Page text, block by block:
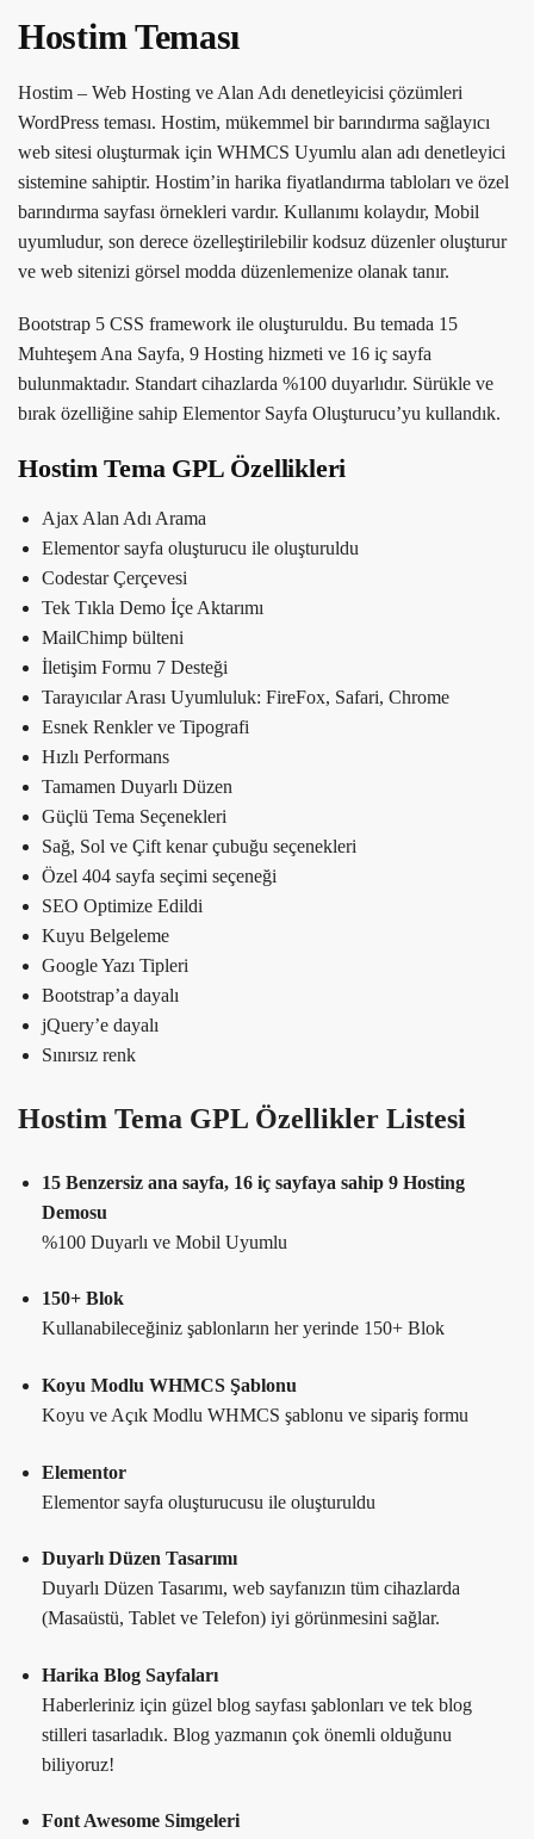
Hostim Teması
Hostim – Web Hosting ve Alan Adı denetleyicisi çözümleri
WordPress teması. Hostim, mükemmel bir barındırma sağlayıcı
web sitesi oluşturmak için WHMCS Uyumlu alan adı denetleyici
sistemine sahiptir. Hostim’in harika fiyatlandırma tabloları ve özel
barındırma sayfası örnekleri vardır. Kullanımı kolaydır, Mobil
uyumludur, son derece özelleştirilebilir kodsuz düzenler oluşturur
ve web sitenizi görsel modda düzenlemenize olanak tanır.
Bootstrap 5 CSS framework ile oluşturuldu. Bu temada 15
Muhteşem Ana Sayfa, 9 Hosting hizmeti ve 16 iç sayfa
bulunmaktadır. Standart cihazlarda %100 duyarlıdır. Sürükle ve
bırak özelliğine sahip Elementor Sayfa Oluşturucu’yu kullandık.
Hostim Tema GPL Özellikleri
Ajax Alan Adı Arama
Elementor sayfa oluşturucu ile oluşturuldu
Codestar Çerçevesi
Tek Tıkla Demo İçe Aktarımı
MailChimp bülteni
İletişim Formu 7 Desteği
Tarayıcılar Arası Uyumluluk: FireFox, Safari, Chrome
Esnek Renkler ve Tipografi
Hızlı Performans
Tamamen Duyarlı Düzen
Güçlü Tema Seçenekleri
Sağ, Sol ve Çift kenar çubuğu seçenekleri
Özel 404 sayfa seçimi seçeneği
SEO Optimize Edildi
Kuyu Belgeleme
Google Yazı Tipleri
Bootstrap’a dayalı
jQuery’e dayalı
Sınırsız renk
Hostim Tema GPL Özellikler Listesi
15 Benzersiz ana sayfa, 16 iç sayfaya sahip 9 Hosting
Demosu
%100 Duyarlı ve Mobil Uyumlu
150+ Blok
Kullanabileceğiniz şablonların her yerinde 150+ Blok
Koyu Modlu WHMCS Şablonu
Koyu ve Açık Modlu WHMCS şablonu ve sipariş formu
Elementor
Elementor sayfa oluşturucusu ile oluşturuldu
Duyarlı Düzen Tasarımı
Duyarlı Düzen Tasarımı, web sayfanızın tüm cihazlarda
(Masaüstü, Tablet ve Telefon) iyi görünmesini sağlar.
Harika Blog Sayfaları
Haberleriniz için güzel blog sayfası şablonları ve tek blog
stilleri tasarladık. Blog yazmanın çok önemli olduğunu
biliyoruz!
Font Awesome Simgeleri